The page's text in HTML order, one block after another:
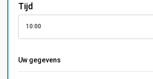
Tijd
10:00
Uw gegevens